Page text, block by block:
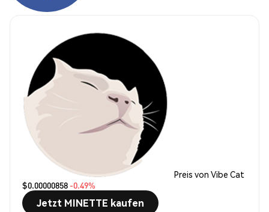
Preis von Vibe Cat
$0.00000858 -0.49%
Jetzt MINETTE kaufen